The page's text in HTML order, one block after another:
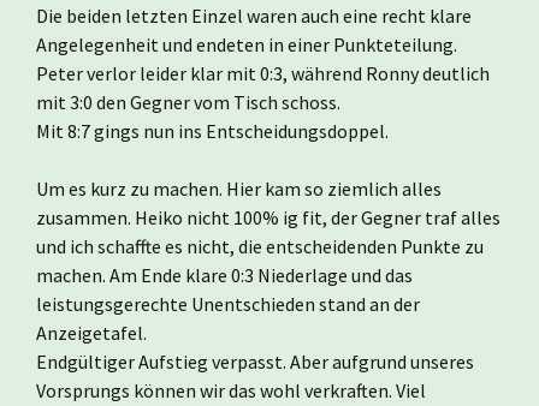
Die beiden letzten Einzel waren auch eine recht klare
Angelegenheit und endeten in einer Punkteteilung.
Peter verlor leider klar mit 0:3, während Ronny deutlich
mit 3:0 den Gegner vom Tisch schoss.
Mit 8:7 gings nun ins Entscheidungsdoppel.
Um es kurz zu machen. Hier kam so ziemlich alles
zusammen. Heiko nicht 100% ig fit, der Gegner traf alles
und ich schaffte es nicht, die entscheidenden Punkte zu
machen. Am Ende klare 0:3 Niederlage und das
leistungsgerechte Unentschieden stand an der
Anzeigetafel.
Endgültiger Aufstieg verpasst. Aber aufgrund unseres
Vorsprungs können wir das wohl verkraften. Viel